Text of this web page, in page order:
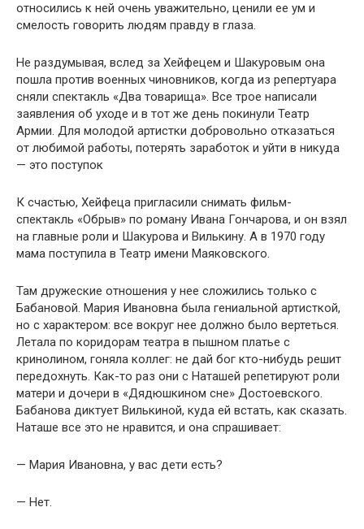
относились к ней очень уважительно, ценили ее ум и
смелость говорить людям правду в глаза.
Не раздумывая, вслед за Хейфецем и Шакуровым она
пошла против военных чиновников, когда из репертуара
сняли спектакль «Два товарища». Все трое написали
заявления об уходе и в тот же день покинули Театр
Армии. Для молодой артистки добровольно отказаться
от любимой работы, потерять заработок и уйти в никуда
— это поступок
К счастью, Хейфеца пригласили снимать фильм-
спектакль «Обрыв» по роману Ивана Гончарова, и он взял
на главные роли и Шакурова и Вилькину. А в 1970 году
мама поступила в Театр имени Маяковского.
Там дружеские отношения у нее сложились только с
Бабановой. Мария Ивановна была гениальной артисткой,
но с характером: все вокруг нее должно было вертеться.
Летала по коридорам театра в пышном платье с
кринолином, гоняла коллег: не дай бог кто-нибудь решит
передохнуть. Как-то раз они с Наташей репетируют роли
матери и дочери в «Дядюшкином сне» Достоевского.
Бабанова диктует Вилькиной, куда ей встать, как сказать.
Наташе все это не нравится, и она спрашивает:
— Мария Ивановна, у вас дети есть?
— Нет.